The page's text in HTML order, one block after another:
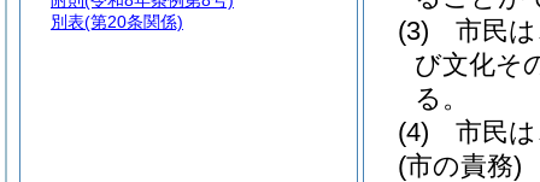
(3)
市民
び文化そ
る。
(4)
市民
(市の責務)
別表(第20条関係)